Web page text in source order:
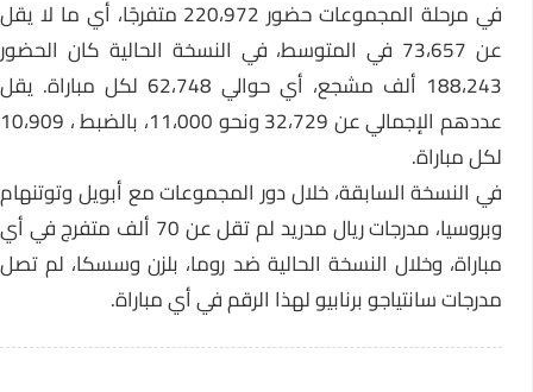
في مرحلة المجموعات حضور 220،972 متفرجًا، أي ما لا يقل
عن 73،657 في المتوسط، في النسخة الحالية كان الحضور
188،243 ألف مشجع، أي حوالي 62،748 لكل مباراة. يقل
عددهم الإجمالي عن 32،729 ونحو 11،000، بالضبط ، 10،909
لكل مباراة.
في النسخة السابقة، خلال دور المجموعات مع أبويل وتوتنهام
وبروسيا، مدرجات ريال مدريد لم تقل عن 70 ألف متفرج في أي
مباراة، وخلال النسخة الحالية ضد روما، بلزن وسسكا، لم تصل
مدرجات سانتياجو برنابيو لهذا الرقم في أي مباراة.